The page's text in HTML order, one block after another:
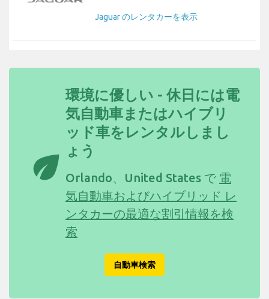
Jaguar のレンタカーを表示
eco
環境に優しい - 休日には電
気自動車またはハイブリ
ッド車をレンタルしまし
ょう
Orlando、United States で 電
気自動車およびハイブリッド レ
ンタカーの最適な割引情報を検
索
自動車検索